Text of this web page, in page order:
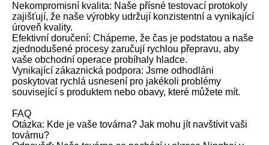
Nekompromisní kvalita: Naše přísné testovací protokoly
zajišťují, že naše výrobky udržují konzistentní a vynikající
úroveň kvality.
Efektivní doručení: Chápeme, že čas je podstatou a naše
zjednodušené procesy zaručují rychlou přepravu, aby
vaše obchodní operace probíhaly hladce.
Vynikající zákaznická podpora: Jsme odhodláni
poskytovat rychlá usnesení pro jakékoli problémy
související s produktem nebo obavy, které můžete mít.
FAQ
Otázka: Kde je vaše továrna? Jak mohu jít navštívit vaši
továrnu?